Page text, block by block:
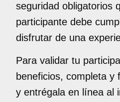
seguridad obligatorios
participante debe
disfrutar de una
Para validar tu
beneficios, completa y
y entrégala en línea al